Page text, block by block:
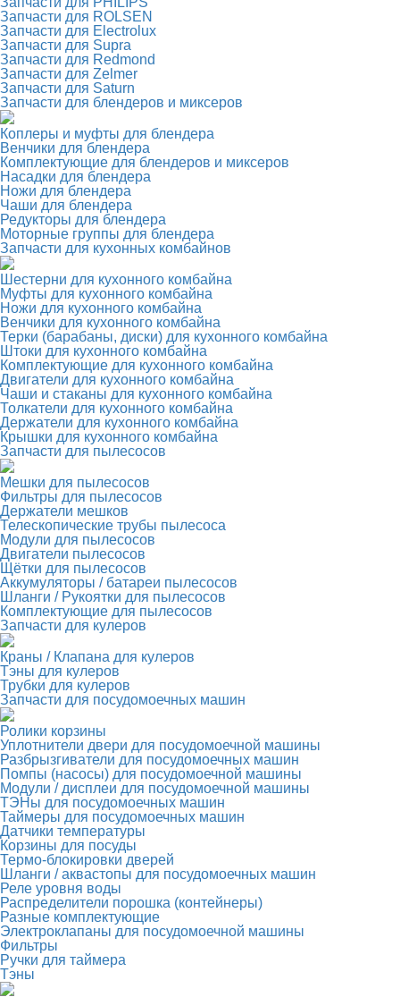
Запчасти для ROLSEN
Запчасти для Electrolux
Запчасти для Supra
Запчасти для Redmond
Запчасти для Zelmer
Запчасти для Saturn
Запчасти для блендеров и миксеров
Коплеры и муфты для блендера
Венчики для блендера
Комплектующие для блендеров и миксеров
Насадки для блендера
Ножи для блендера
Чаши для блендера
Редукторы для блендера
Моторные группы для блендера
Запчасти для кухонных комбайнов
Шестерни для кухонного комбайна
Муфты для кухонного комбайна
Ножи для кухонного комбайна
Венчики для кухонного комбайна
Терки (барабаны, диски) для кухонного комбайна
Штоки для кухонного комбайна
Комплектующие для кухонного комбайна
Двигатели для кухонного комбайна
Чаши и стаканы для кухонного комбайна
Толкатели для кухонного комбайна
Держатели для кухонного комбайна
Крышки для кухонного комбайна
Запчасти для пылесосов
Мешки для пылесосов
Фильтры для пылесосов
Держатели мешков
Телескопические трубы пылесоса
Модули для пылесосов
Двигатели пылесосов
Щётки для пылесосов
Аккумуляторы / батареи пылесосов
Шланги / Рукоятки для пылесосов
Комплектующие для пылесосов
Запчасти для кулеров
Краны / Клапана для кулеров
Тэны для кулеров
Трубки для кулеров
Запчасти для посудомоечных машин
Ролики корзины
Уплотнители двери для посудомоечной машины
Разбрызгиватели для посудомоечных машин
Помпы (насосы) для посудомоечной машины
Модули / дисплеи для посудомоечной машины
ТЭНы для посудомоечных машин
Таймеры для посудомоечных машин
Датчики температуры
Корзины для посуды
Термо-блокировки дверей
Шланги / аквастопы для посудомоечных машин
Реле уровня воды
Распределители порошка (контейнеры)
Разные комплектующие
Электроклапаны для посудомоечной машины
Фильтры
Ручки для таймера
Тэны